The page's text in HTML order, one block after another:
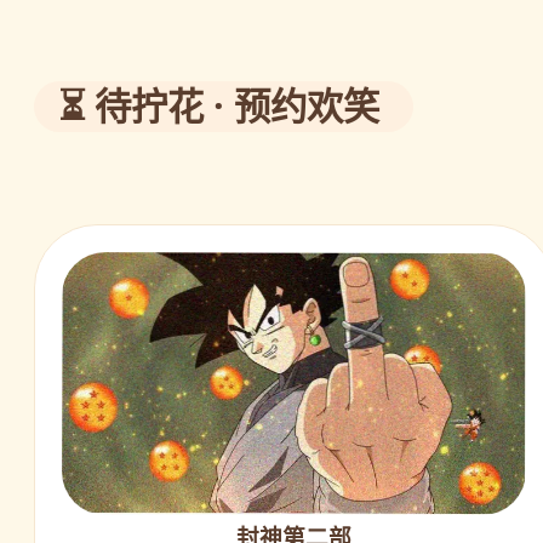
⏳ 待拧花 · 预约欢笑
封神第二部